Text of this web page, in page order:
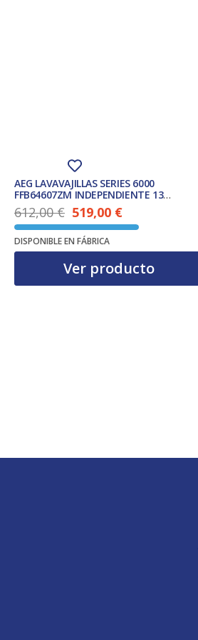
AEG LAVAVAJILLAS SERIES 6000
FFB64607ZM INDEPENDIENTE 13
CUBIERTOS C
612,00€
El precio original era: 612,00 €.
519,00 €
El precio actual es: 519,00 €.
DISPONIBLE EN FÁBRICA
Ver producto